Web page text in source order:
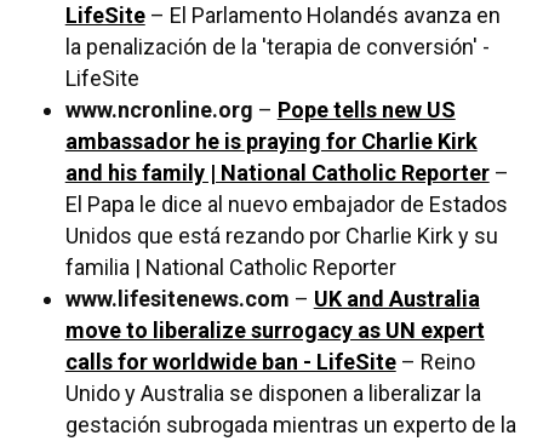
LifeSite– El Parlamento Holandés avanza en
la penalización de la 'terapia de conversión' -
LifeSite
www.ncronline.org – Pope tells new US
ambassador he is praying for Charlie Kirk
and his family | National Catholic Reporter–
El Papa le dice al nuevo embajador de Estados
Unidos que está rezando por Charlie Kirk y su
familia | National Catholic Reporter
www.lifesitenews.com – UK and Australia
move to liberalize surrogacy as UN expert
calls for worldwide ban - LifeSite– Reino
Unido y Australia se disponen a liberalizar la
gestación subrogada mientras un experto de la